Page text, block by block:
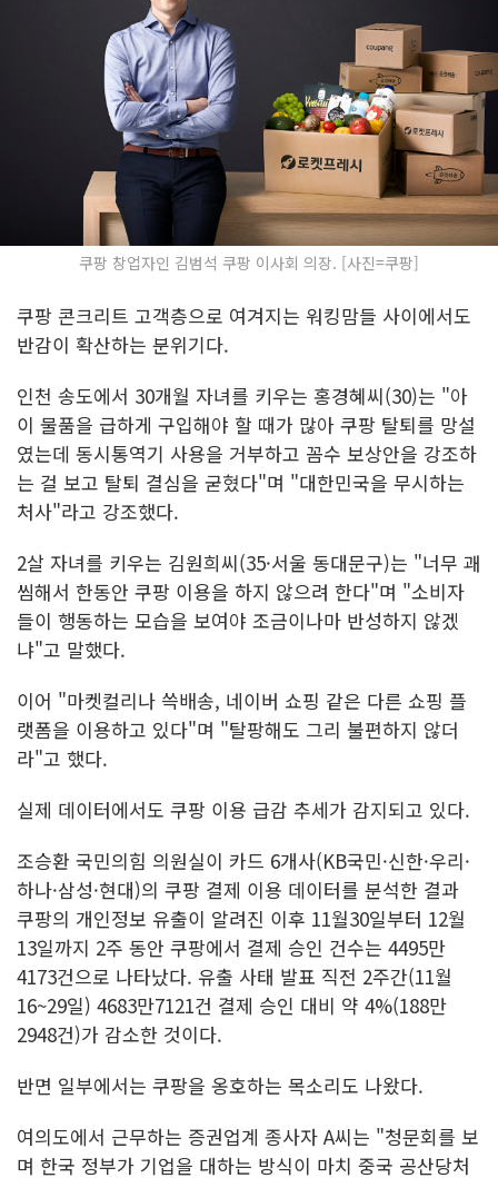
쿠팡 창업자인 김범석 쿠팡 이사회 의장. [사진=쿠팡]
쿠팡 콘크리트 고객층으로 여겨지는 워킹맘들 사이에서도
반감이 확산하는 분위기다.
인천 송도에서 30개월 자녀를 키우는 홍경혜씨(30)는 "아
이 물품을 급하게 구입해야 할 때가 많아 쿠팡 탈퇴를 망설
였는데 동시통역기 사용을 거부하고 꼼수 보상안을 강조하
는 걸 보고 탈퇴 결심을 굳혔다"며 "대한민국을 무시하는
처사"라고 강조했다.
2살 자녀를 키우는 김원희씨(35·서울 동대문구)는 "너무 괘
씸해서 한동안 쿠팡 이용을 하지 않으려 한다"며 "소비자
들이 행동하는 모습을 보여야 조금이나마 반성하지 않겠
냐"고 말했다.
이어 "마켓컬리나 쓱배송, 네이버 쇼핑 같은 다른 쇼핑 플
랫폼을 이용하고 있다"며 "탈팡해도 그리 불편하지 않더
라"고 했다.
실제 데이터에서도 쿠팡 이용 급감 추세가 감지되고 있다.
조승환 국민의힘 의원실이 카드 6개사(KB국민·신한·우리·
하나·삼성·현대)의 쿠팡 결제 이용 데이터를 분석한 결과
쿠팡의 개인정보 유출이 알려진 이후 11월30일부터 12월
13일까지 2주 동안 쿠팡에서 결제 승인 건수는 4495만
4173건으로 나타났다. 유출 사태 발표 직전 2주간(11월
16~29일) 4683만7121건 결제 승인 대비 약 4%(188만
2948건)가 감소한 것이다.
반면 일부에서는 쿠팡을 옹호하는 목소리도 나왔다.
여의도에서 근무하는 증권업계 종사자 A씨는 "청문회를 보
며 한국 정부가 기업을 대하는 방식이 마치 중국 공산당처